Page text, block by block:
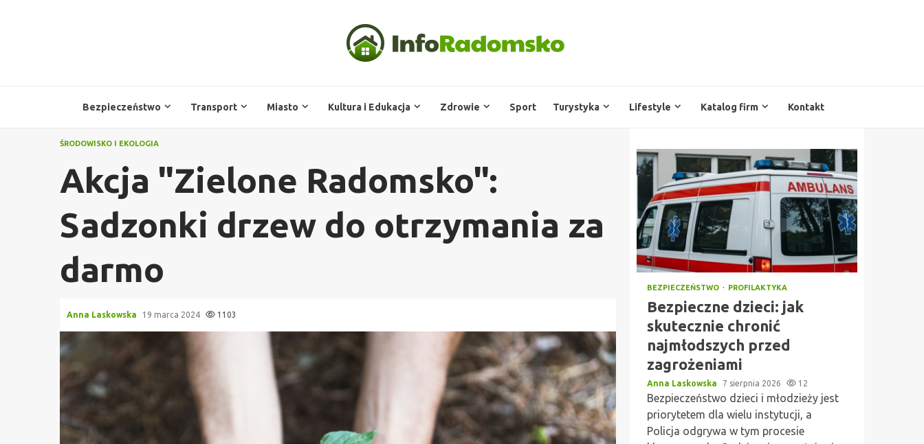
Bezpieczeństwo Transport Miasto Kultura i Edukacja Zdrowie Sport Turystyka Lifestyle Katalog firm Kontakt
ŚRODOWISKO I EKOLOGIA
Akcja "Zielone Radomsko":
Sadzonki drzew do otrzymania za
darmo
Anna Laskowska 19 marca 2024 1103
BEZPIECZEŃSTWO PROFILAKTYKA
Bezpieczne dzieci: jak
skutecznie chronić
najmłodszych przed
zagrożeniami
Anna Laskowska 7 sierpnia 2026 12
Bezpieczeństwo dzieci i młodzieży jest
priorytetem dla wielu instytucji, a
Policja odgrywa w tym procesie